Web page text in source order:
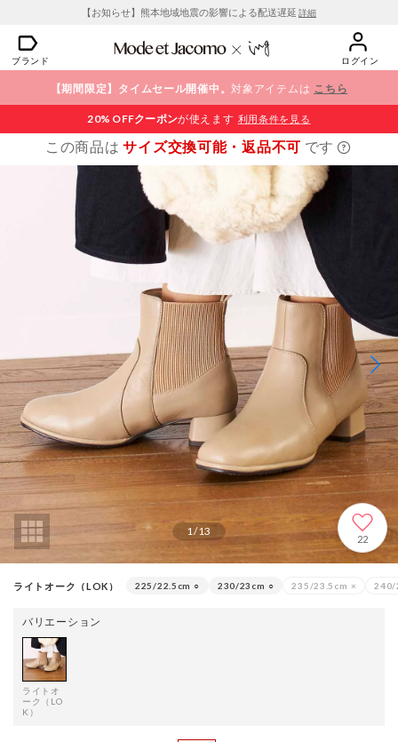
【お知らせ】熊本地域地震の影響による配送遅延 詳細
ブランド ログイン
【期間限定】タイムセール開催中。対象アイテムは こちら
20% OFFクーポンが使えます 利用条件を見る
この商品はサイズ交換可能・返品不可 です
1/13
22
ライトオーク（LOK） 225/22.5cm ○ 230/23cm ○ 235/23.5cm × 240/
バリエーション
ライトオ
ーク（LO
K）